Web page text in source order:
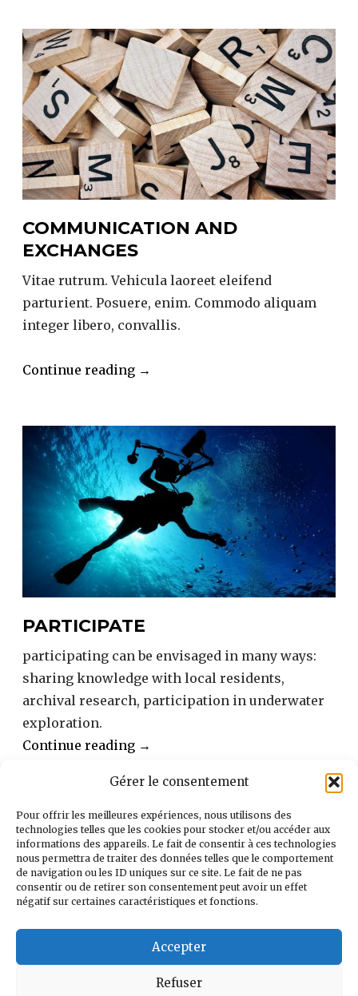
Gérer le consentement
Pour offrir les meilleures expériences, nous utilisons des
technologies telles que les cookies pour stocker et/ou accéder aux
informations des appareils. Le fait de consentir à ces technologies
nous permettra de traiter des données telles que le comportement
de navigation ou les ID uniques sur ce site. Le fait de ne pas
consentir ou de retirer son consentement peut avoir un effet
négatif sur certaines caractéristiques et fonctions.
Accepter
Refuser
COMMUNICATION AND
EXCHANGES
Vitae rutrum. Vehicula laoreet eleifend
parturient. Posuere, enim. Commodo aliquam
integer libero, convallis.
Continue reading “Communication
→
PARTICIPATE
participating can be envisaged in many ways:
sharing knowledge with local residents,
archival research, participation in underwater
exploration.
Continue reading “participate”
→
DONATE THROUGH
SHOPPING